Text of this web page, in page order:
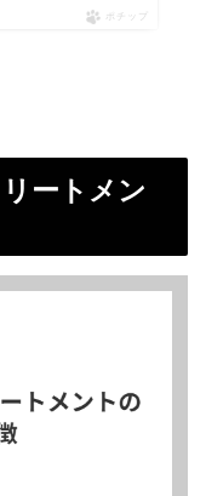
ポチップ
ートメン